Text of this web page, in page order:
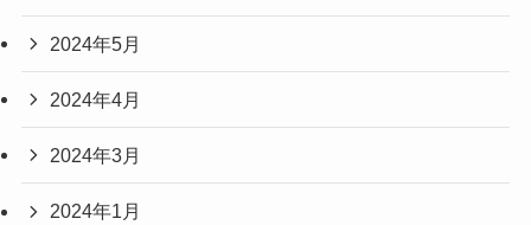
2024年5月
2024年4月
2024年3月
2024年1月